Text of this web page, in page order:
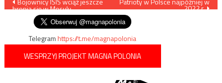
wpisu
bronią się w Mosulu 2022 r.
Telegramhttps://t.me/magnapolonia
WESPRZYJ PROJEKT MAGNA POLONIA